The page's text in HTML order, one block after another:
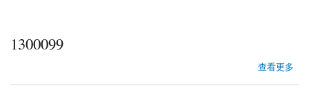
1300099
查看更多